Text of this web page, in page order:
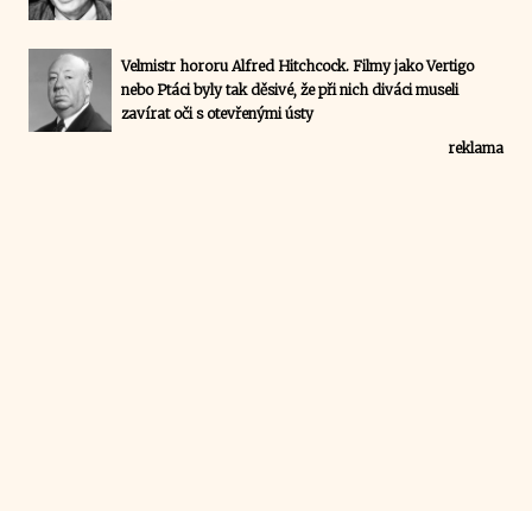
Velmistr hororu Alfred Hitchcock. Filmy jako Vertigo
nebo Ptáci byly tak děsivé, že při nich diváci museli
zavírat oči s otevřenými ústy
reklama